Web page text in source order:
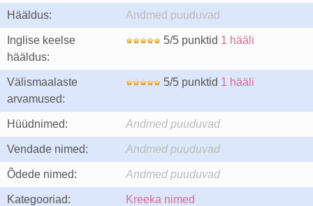
Hääldus: Andmed puuduvad
Inglise keelse
hääldus:
5/5 punktid 1 hääli
Välismaalaste
arvamused:
5/5 punktid 1 hääli
Hüüdnimed: Andmed puuduvad
Vendade nimed: Andmed puuduvad
Õdede nimed: Andmed puuduvad
Kategooriad: Kreeka nimed